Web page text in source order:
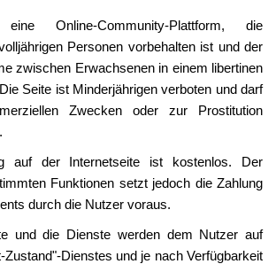
Online-Community-Plattform, die
Personen vorbehalten ist und der
zwischen Erwachsenen in einem libertinen
Seite ist Minderjährigen verboten und darf
Zwecken oder zur Prostitution
auf der Internetseite ist kostenlos. Der
Funktionen setzt jedoch die Zahlung
durch die Nutzer voraus.
und die Dienste werden dem Nutzer auf
Zustand"-Dienstes und je nach Verfügbarkeit